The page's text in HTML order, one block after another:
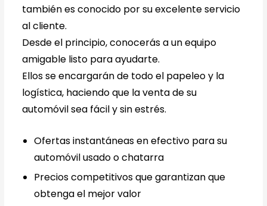
también es conocido por su excelente servicio
al cliente.
Desde el principio, conocerás a un equipo
amigable listo para ayudarte.
Ellos se encargarán de todo el papeleo y la
logística, haciendo que la venta de su
automóvil sea fácil y sin estrés.
Ofertas instantáneas en efectivo para su
automóvil usado o chatarra
Precios competitivos que garantizan que
obtenga el mejor valor